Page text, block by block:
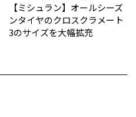
【ミシュラン】オールシーズ
ンタイヤのクロスクラメート
3のサイズを大幅拡充